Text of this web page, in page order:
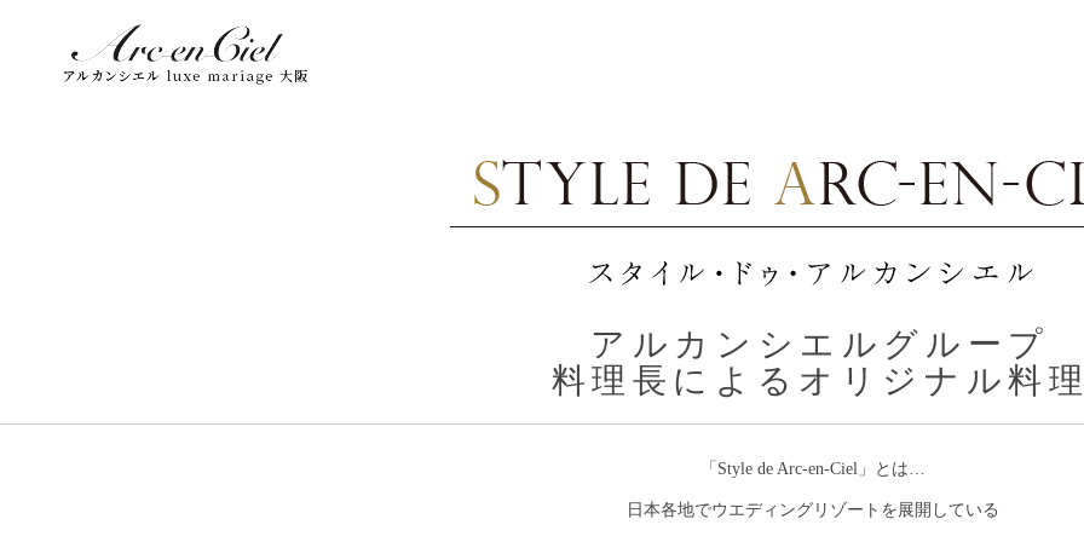
アルカンシエルグループ
料理長によるオリジナル料
「Style de Arc-en-Ciel」とは…
日本各地でウエディングリゾートを展開している